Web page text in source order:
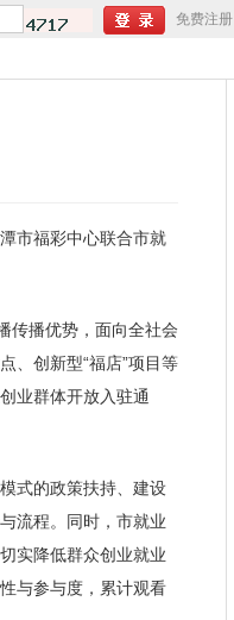
免费注册
市福彩中心联合市就
传播优势，面向全社会
、创新型“福店”项目等
业群体开放入驻通
式的政策扶持、建设
流程。同时，市就业
实降低群众创业就业
与参与度，累计观看